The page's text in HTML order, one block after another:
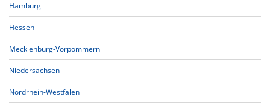
Hamburg
Hessen
Mecklenburg-Vorpommern
Niedersachsen
Nordrhein-Westfalen